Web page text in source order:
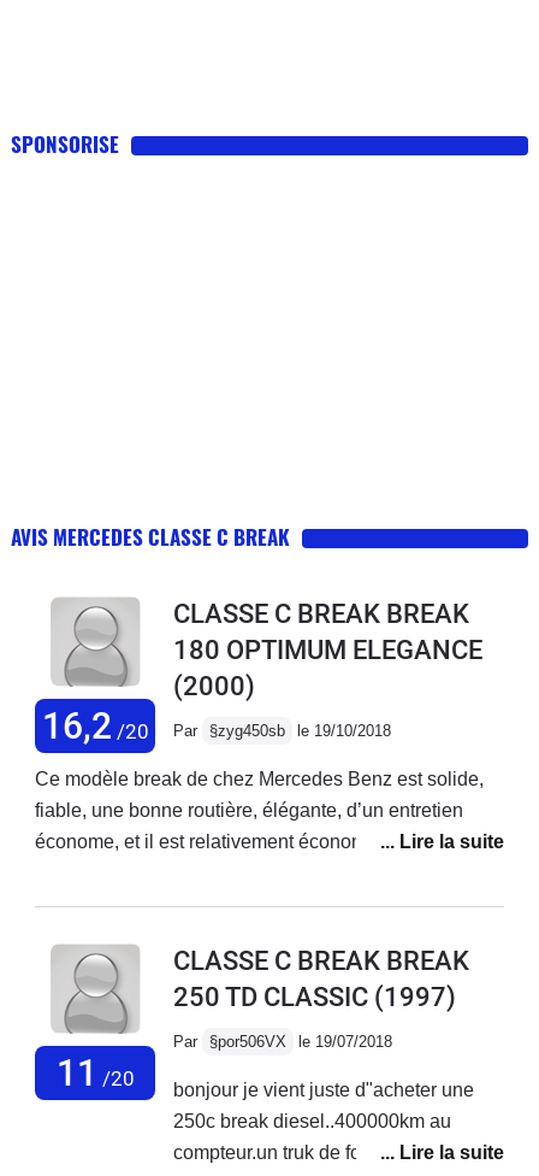
SPONSORISE
AVIS MERCEDES CLASSE C BREAK
16,2 /20
CLASSE C BREAK BREAK
180 OPTIMUM ELEGANCE
(2000)
Par §zyg450sb le 19/10/2018
Ce modèle break de chez Mercedes Benz est solide,
fiable, une bonne routière, élégante, d’un entretien
économe, et il est relativement économe dans sa
sur grande route. Propriétaire de cette voiture depuis
11 /20
CLASSE C BREAK BREAK
250 TD CLASSIC (1997)
Par §por506VX le 19/07/2018
bonjour je vient juste d"acheter une
250c break diesel..400000km au
compteur.un truk de fou. vous explique